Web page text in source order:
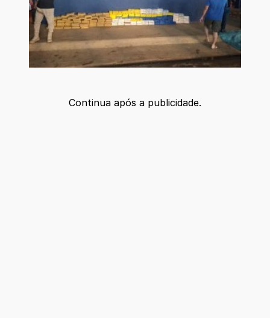
Continua após a publicidade.